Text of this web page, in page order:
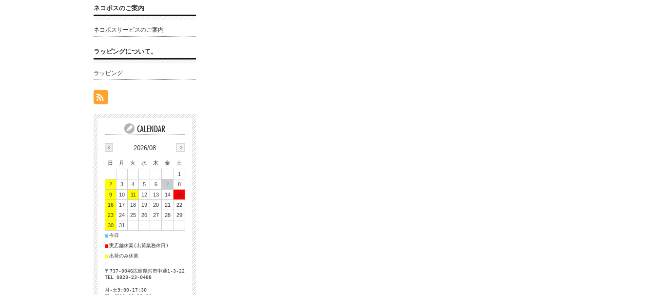
ネコポスのご案内
ネコポスサービスのご案内
ラッピングについて。
ラッピング
2026/08
日 月 火 水 木 金
土
1
2
3 4 5 6 7
8
9
10 11 12 13 14
15
16
17 18 19 20 21
22
23
24 25 26 27 28
29
30
31
■今日
■実店舗休業(出荷業務休日)
■出荷のみ休業
〒737-0046広島県呉市中通1-3-22
TEL 0823-23-0488
月-土9:00-17:30